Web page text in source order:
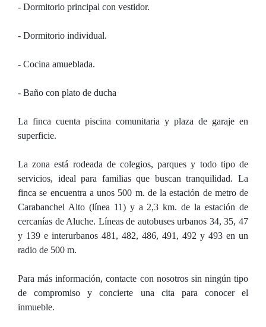
- Dormitorio principal con vestidor.
- Dormitorio individual.
- Cocina amueblada.
- Baño con plato de ducha
La finca cuenta piscina comunitaria y plaza de garaje en
superficie.
La zona está rodeada de colegios, parques y todo tipo de
servicios, ideal para familias que buscan tranquilidad. La
finca se encuentra a unos 500 m. de la estación de metro de
Carabanchel Alto (línea 11) y a 2,3 km. de la estación de
cercanías de Aluche. Líneas de autobuses urbanos 34, 35, 47
y 139 e interurbanos 481, 482, 486, 491, 492 y 493 en un
radio de 500 m.
Para más información, contacte con nosotros sin ningún tipo
de compromiso y concierte una cita para conocer el
inmueble.